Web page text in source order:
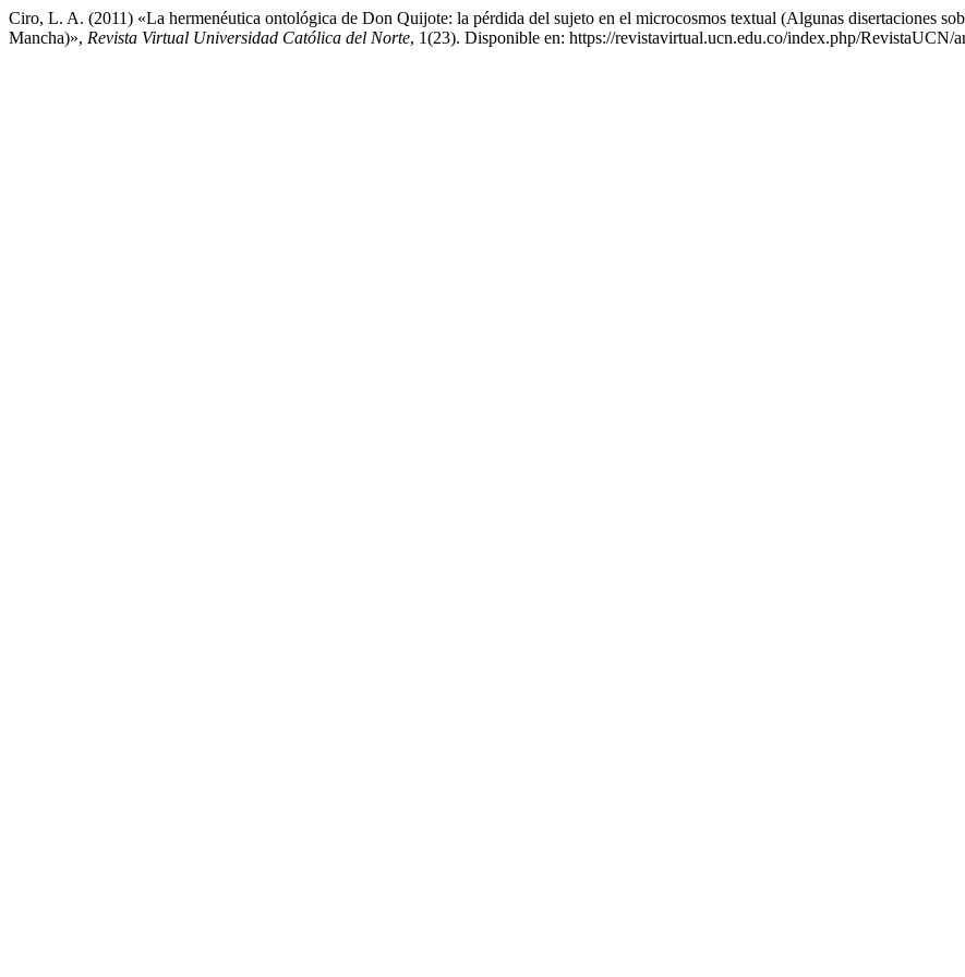
Ciro, L. A. (2011) «La hermenéutica ontológica de Don Quijote: la pérdida del sujeto en el microcosmos textual (Algunas disertaciones
Mancha)», Revista Virtual Universidad Católica del Norte, 1(23). Disponible en: https://revistavirtual.ucn.edu.co/index.php/RevistaUCN/